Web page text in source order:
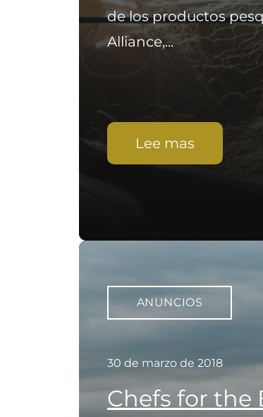
de los productos
Alliance,...
Lee mas
ANUNCIOS
30 de marzo de 2018
Chefs for the